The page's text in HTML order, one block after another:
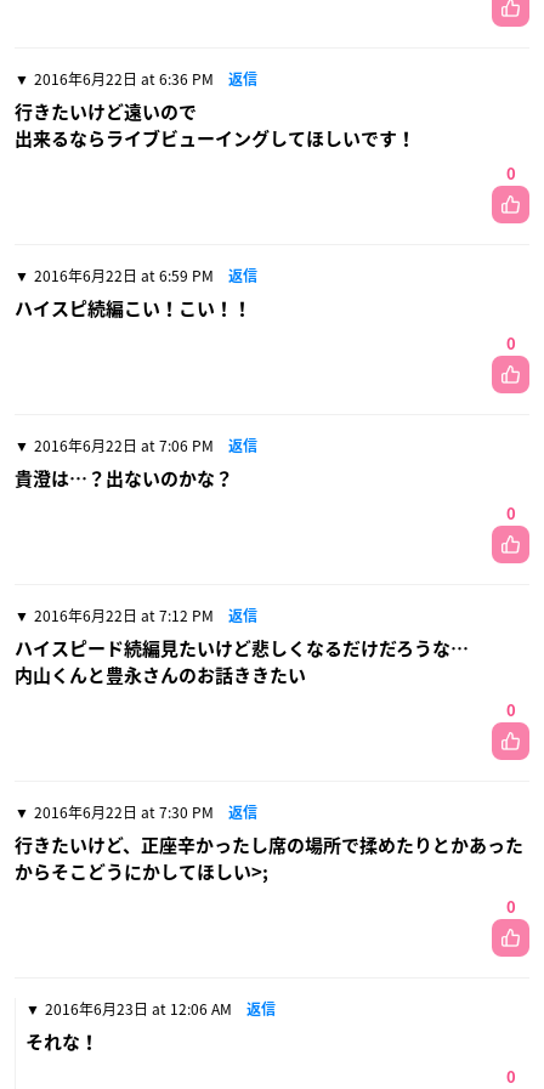
2016年6月22日 at 6:36 PM 返信
行きたいけど遠いので
出来るならライブビューイングしてほしいです！
0
2016年6月22日 at 6:59 PM 返信
ハイスピ続編こい！こい！！
0
2016年6月22日 at 7:06 PM 返信
貴澄は…？出ないのかな？
0
2016年6月22日 at 7:12 PM 返信
ハイスピード続編見たいけど悲しくなるだけだろうな…
内山くんと豊永さんのお話ききたい
0
2016年6月22日 at 7:30 PM 返信
行きたいけど、正座辛かったし席の場所で揉めたりとかあった
からそこどうにかしてほしい>;
0
2016年6月23日 at 12:06 AM 返信
それな！
0